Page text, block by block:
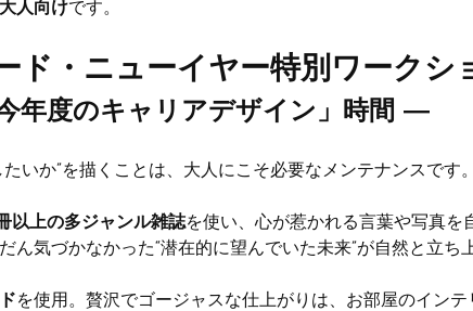
大人向けです。
ド・ニューイヤー特別ワークシ
年度のキャリアデザイン」時間 ―
いか”を描くことは、大人にこそ必要なメンテナンスです
以上の多ジャンル雑誌を使い、心が惹かれる言葉や写真を
ん気づかなかった“潜在的に望んでいた未来”が自然と立ち
を使用。贅沢でゴージャスな仕上がりは、お部屋のイン